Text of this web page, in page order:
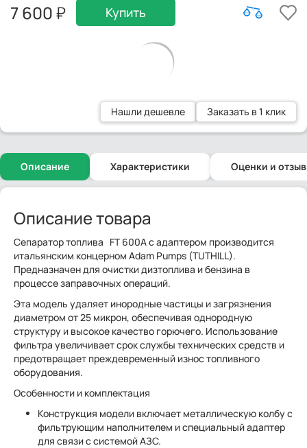
7 600 Купить
Нашли дешевле Заказать в 1 клик
Описание Характеристики Оценки и
Описание товара
Сепаратор топлива FT 600A с адаптером производится
итальянским концерном Adam Pumps (TUTHILL).
Предназначен для очистки дизтоплива и бензина в
процессе заправочных операций.
Эта модель удаляет инородные частицы и загрязнения
диаметром от 25 микрон, обеспечивая однородную
структуру и высокое качество горючего. Использование
фильтра увеличивает срок службы технических средств и
предотвращает преждевременный износ топливного
оборудования.
Особенности и комплектация
Конструкция модели включает металлическую колбу с
фильтрующим наполнителем и специальный адаптер
для связи с системой АЗС.